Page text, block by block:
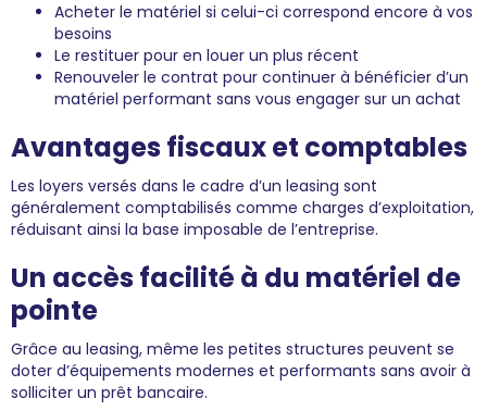
Acheter le matériel si celui-ci correspond encore à vos
besoins
Le restituer pour en louer un plus récent
Renouveler le contrat pour continuer à bénéficier d’un
matériel performant sans vous engager sur un achat
Avantages fiscaux et comptables
Les loyers versés dans le cadre d’un leasing sont
généralement comptabilisés comme charges d’exploitation,
réduisant ainsi la base imposable de l’entreprise.
Un accès facilité à du matériel de
pointe
Grâce au leasing, même les petites structures peuvent se
doter d’équipements modernes et performants sans avoir à
solliciter un prêt bancaire.